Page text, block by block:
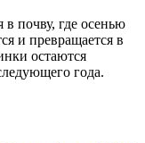
почву, где осенью
и превращается в
остаются
года.